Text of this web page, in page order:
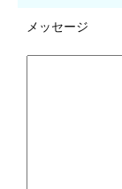
メッセージ